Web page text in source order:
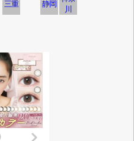
三重 静岡
川